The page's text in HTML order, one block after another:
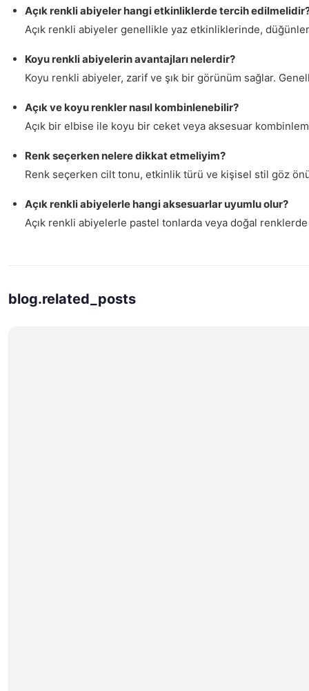
Açık renkli abiyeler hangi etkinliklerde tercih
Açık renkli abiyeler genellikle yaz etkinliklerinde,
Koyu renkli abiyelerin avantajları nelerdir?
Koyu renkli abiyeler, zarif ve şık bir görünüm sağlar.
Açık ve koyu renkler nasıl kombinlenebilir?
Açık bir elbise ile koyu bir ceket veya aksesuar
Renk seçerken nelere dikkat etmeliyim?
Renk seçerken cilt tonu, etkinlik türü ve kişisel stil göz
Açık renkli abiyelerle hangi aksesuarlar uyumlu olur?
Açık renkli abiyelerle pastel tonlarda veya doğal
blog.related_posts